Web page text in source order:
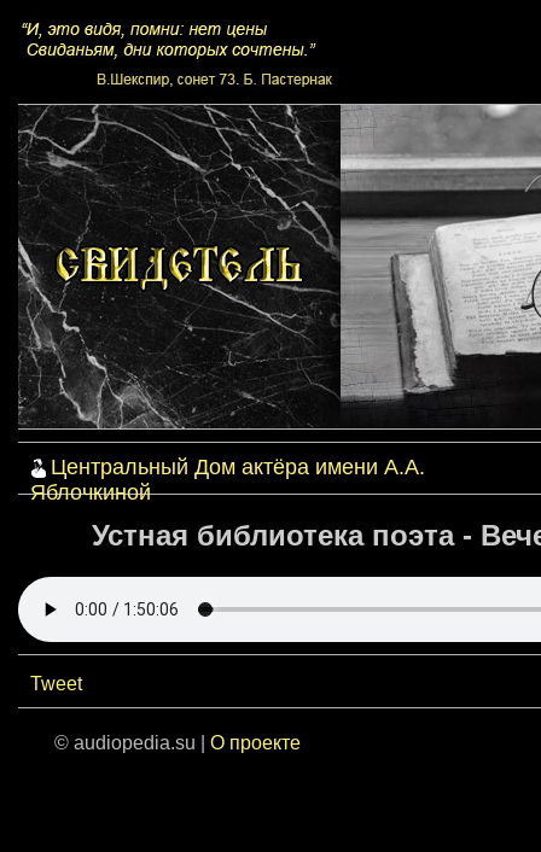
Центральный Дом актёра имени А.А.
Яблочкиной
Устная библиотека поэта -
Tweet
© audiopedia.su | О проекте